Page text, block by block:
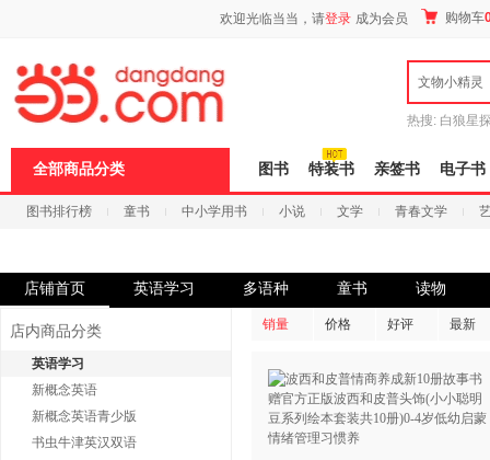
欢迎光临当当，请登录 成为会员 购物车
文物小精灵
热搜: 白狼星
全部商品分类 图书 特装书 亲签书 电子书
图书排行榜 童书 中小学用书 小说 文学 青春文学
店铺首页 英语学习 多语种 童书 读物
店内商品分类
英语学习
新概念英语
新概念英语青少版
书虫牛津英汉双语
销量 价格 好评 最新
页
浪
键
打